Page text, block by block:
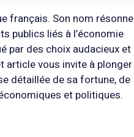
français. Son nom résonne
publics liés à l’économie
par des choix audacieux et
article vous invite à plonger
détaillée de sa fortune, de
et politiques.